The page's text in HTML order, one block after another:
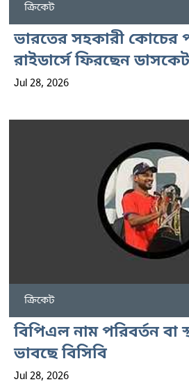
ক্রিকেট
ভারতের সহকারী কোচের
রাইডার্সে ফিরছেন ডাসকেট
Jul 28, 2026
ক্রিকেট
বিপিএল নাম পরিবর্তন বা
ভাবছে বিসিবি
Jul 28, 2026